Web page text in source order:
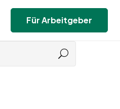
Für Arbeitgeber